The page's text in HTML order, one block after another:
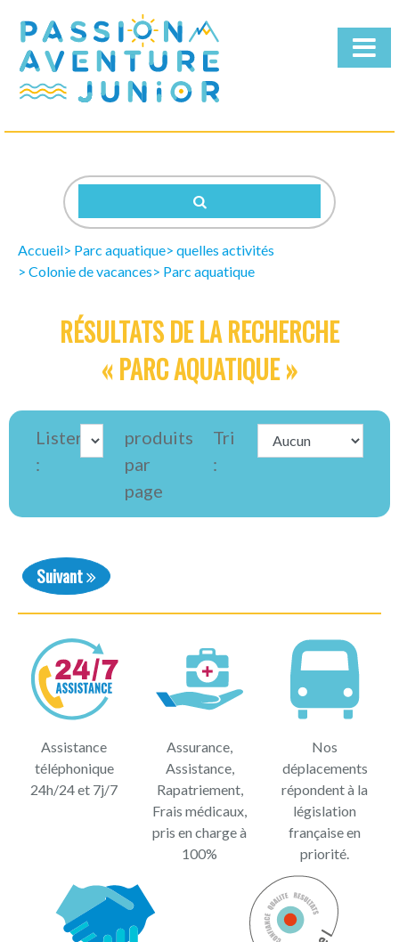
Séjours
Télécharger
Accueil Parc aquatique
quelles activités
Colonie de vacances
Parc aquatique
RÉSULTATS DE LA RECHERCHE
« PARC AQUATIQUE »
Lister
:
produits
par
page
Tri
:
Suivant
Assistance
téléphonique
24h/24 et 7j/7
Assurance,
Assistance,
Rapatriement,
Frais médicaux,
pris en charge à
100%
Nos
déplacements
répondent à la
législation
française en
priorité.